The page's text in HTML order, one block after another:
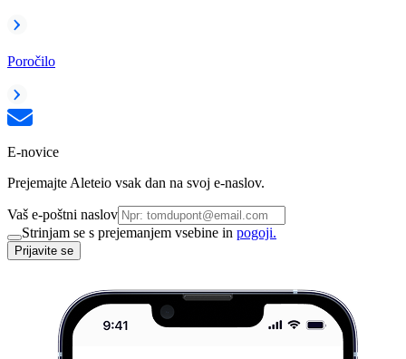
Poročilo
E-novice
Prejemajte Aleteio vsak dan na svoj e-naslov.
Vaš e-poštni naslov
Strinjam se s prejemanjem vsebine in pogoji.
Prijavite se